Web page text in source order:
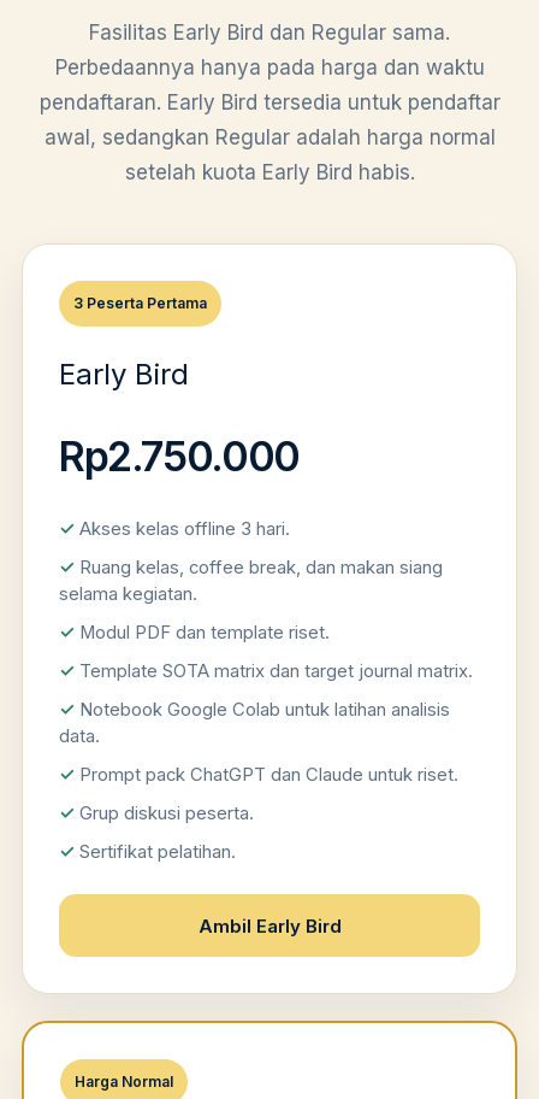
Fasilitas Early Bird dan Regular sama.
Perbedaannya hanya pada harga dan waktu
pendaftaran. Early Bird tersedia untuk pendaftar
awal, sedangkan Regular adalah harga normal
setelah kuota Early Bird habis.
3 Peserta Pertama
Early Bird
Rp2.750.000
Akses kelas offline 3 hari.
Ruang kelas, coffee break, dan makan siang
selama kegiatan.
Modul PDF dan template riset.
Template SOTA matrix dan target journal matrix.
Notebook Google Colab untuk latihan analisis
data.
Prompt pack ChatGPT dan Claude untuk riset.
Grup diskusi peserta.
Sertifikat pelatihan.
Ambil Early Bird
Harga Normal